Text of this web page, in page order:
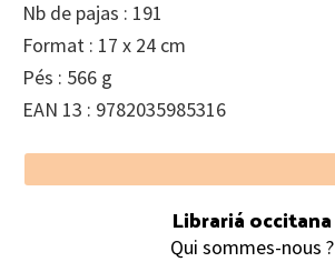
Nb de pajas : 191
Format : 17 x 24 cm
Pés : 566 g
EAN 13 : 9782035985316
Footer
Librariá occitana
Qui sommes-nous ?